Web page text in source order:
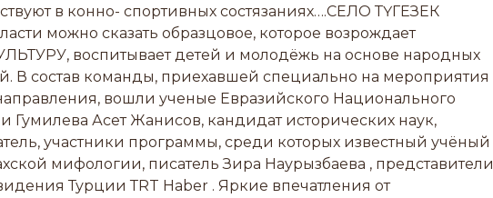
в конно- спортивных состязаниях….СЕЛО ТҮГЕЗЕК
можно сказать образцовое, которое возрождает
воспитывает детей и молодёжь на основе народных
В состав команды, приехавшей специально на мероприятия
вошли ученые Евразийского Национального
Гумилева Асет Жанисов, кандидат исторических наук,
участники программы, среди которых известный учёный
мифологии, писатель Зира Наурызбаева , представители
Турции ТRT Haber . Яркие впечатления от